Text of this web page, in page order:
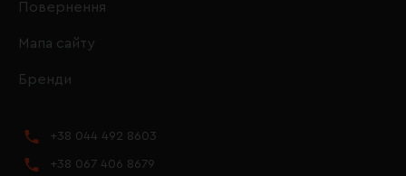
Повернення
Мапа сайту
Бренди
+38 044 492 8603
+38 067 406 8679